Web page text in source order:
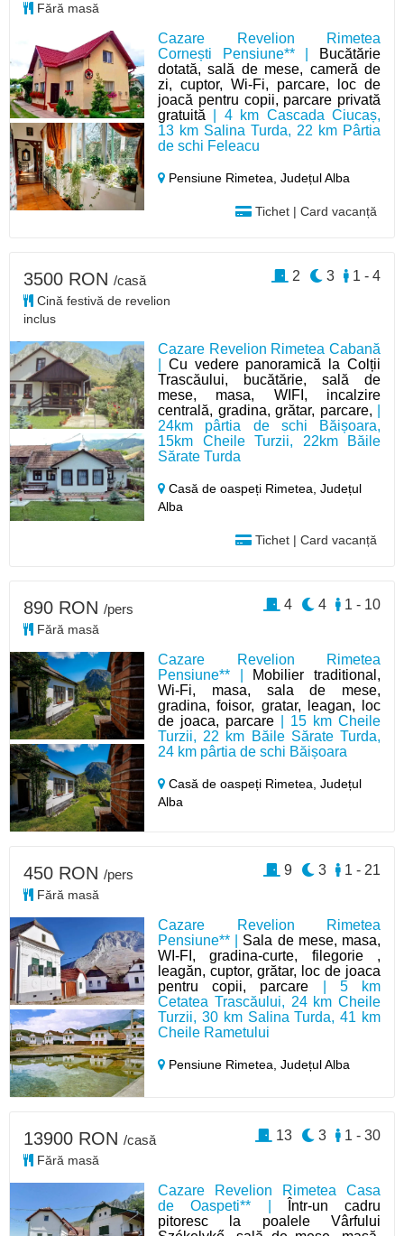
Cazare Revelion Rimetea
Cornești Pensiune** |
Bucătărie
dotată, sală de mese, cameră de
zi, cuptor, Wi-Fi, parcare, loc de
joacă pentru copii, parcare privată
gratuită | 4 km Cascada Ciucaș,
13 km Salina Turda, 22 km Pârtia
de schi Feleacu
Pensiune Rimetea,Județul Alba
Tichet | Card vacanță
Fără masă
Cazare Revelion Rimetea Cabană
Cu vedere panoramică la Colții
Trascăului, bucătărie, sală de
mese, masa, WIFI, incalzire
centrală, gradina, grătar, parcare,
24km pârtia de schi Băișoara,
15km Cheile Turzii, 22km Băile
Sărate Turda
Casă de oaspeți Rimetea,Județul
Alba
Tichet | Card vacanță
3500 RON /casă
Cină festivă de revelion
inclus
1 - 4
3
2
Cazare Revelion Rimetea
Pensiune** | Mobilier traditional,
Wi-Fi, masa, sala de mese,
gradina, foisor, gratar, leagan, loc
de joaca, parcare | 15 km Cheile
Turzii, 22 km Băile Sărate Turda,
24 km pârtia de schi Băișoara
Casă de oaspeți Rimetea,Județul
Alba
890 RON /pers
Fără masă
1 - 10
4
4
Cazare Revelion Rimetea
Pensiune** | Sala de mese, masa,
WI-FI, gradina-curte, filegorie ,
leagăn, cuptor, grătar, loc de joaca
pentru copii, parcare | 5 km
Cetatea Trascăului, 24 km Cheile
Turzii, 30 km Salina Turda, 41 km
Cheile Rametului
Pensiune Rimetea,Județul Alba
450 RON /pers
Fără masă
1 - 21
3
9
Cazare Revelion Rimetea Casa
de Oaspeti** |
Într-un cadru
pitoresc la poalele Vârfului
13900 RON /casă
Fără masă
1 - 30
3
13